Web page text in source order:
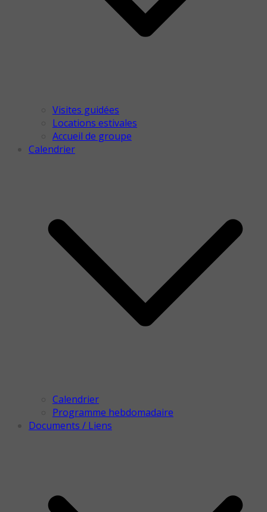
Visites guidées
Locations estivales
Accueil de groupe
Calendrier
Calendrier
Programme hebdomadaire
Documents / Liens